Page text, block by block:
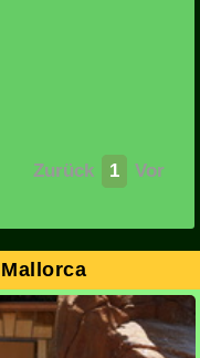
Zurück 1 Vor